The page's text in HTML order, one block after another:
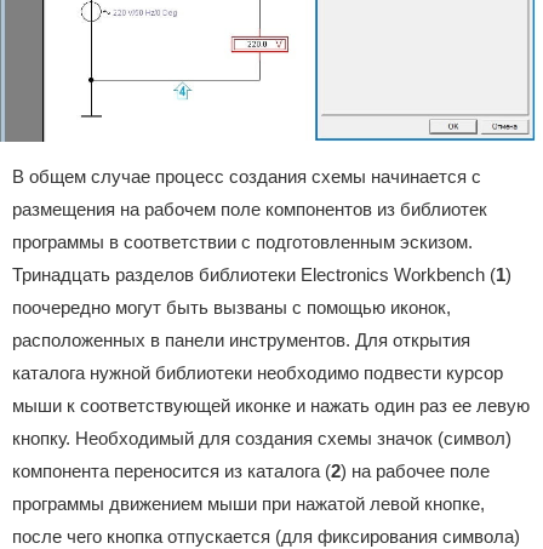
В общем случае процесс создания схемы начинается с
размещения на рабочем поле компонентов из библиотек
программы в соответствии с подготовленным эскизом.
Тринадцать разделов библиотеки Electronics Workbench (1)
поочередно могут быть вызваны с помощью иконок,
расположенных в панели инструментов. Для открытия
каталога нужной библиотеки необходимо подвести курсор
мыши к соответствующей иконке и нажать один раз ее левую
кнопку. Необходимый для создания схемы значок (символ)
компонента переносится из каталога (2) на рабочее поле
программы движением мыши при нажатой левой кнопке,
после чего кнопка отпускается (для фиксирования символа)